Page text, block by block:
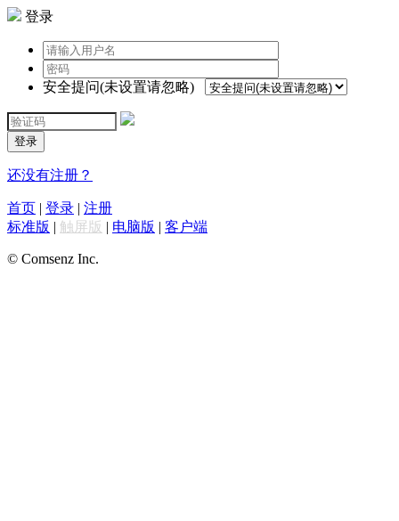
登录
安全提问(未设置请忽略)
登录
还没有注册？
首页 | 登录 | 注册
标准版 | 触屏版 | 电脑版 | 客户端
© Comsenz Inc.